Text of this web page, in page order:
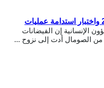
متلازمة مقديشو: القرار 2719 واختبار استدامة عمليات
الإنسانية إن الفيضانات
من الصومال أدت إلى نزوح ...